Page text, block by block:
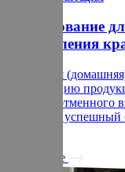
Оборудование
изготовления
Крафтовая
конкуренцию
добиться отменного
построить
Подробнее